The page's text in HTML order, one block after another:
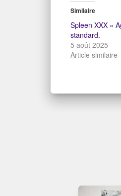
Similaire
Spleen XXX «
standard.
5 août 2025
Article similaire